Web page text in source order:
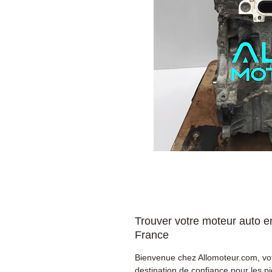
Trouver votre moteur auto
France
Bienvenue chez Allomoteur.com,
destination de confiance pour les